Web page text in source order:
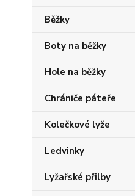
Běžky
Boty na běžky
Hole na běžky
Chrániče páteře
Kolečkové lyže
Ledvinky
Lyžařské přilby